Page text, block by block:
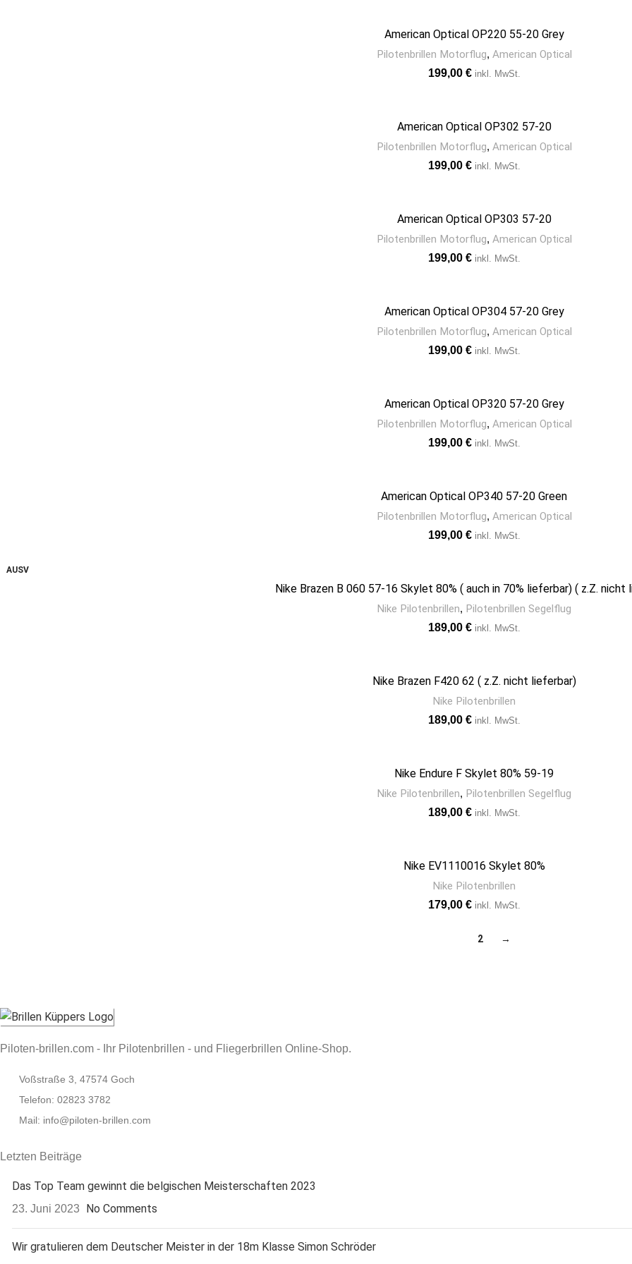
American Optical OP220 55-20 Grey
Pilotenbrillen Motorflug, American Optical
€
American Optical OP302 57-20
Pilotenbrillen Motorflug, American Optical
€
American Optical OP303 57-20
Pilotenbrillen Motorflug, American Optical
€
American Optical OP304 57-20 Grey
Pilotenbrillen Motorflug, American Optical
€
American Optical OP320 57-20 Grey
Pilotenbrillen Motorflug, American Optical
€
American Optical OP340 57-20 Green
Pilotenbrillen Motorflug, American Optical
€
AUSV
Nike Brazen B 060 57-16 Skylet 80% ( auch in 70% lieferbar) ( z.Z. nicht
Nike Pilotenbrillen, Pilotenbrillen Segelflug
€
Nike Brazen F420 62 ( z.Z. nicht lieferbar)
Nike Pilotenbrillen
€
Nike Endure F Skylet 80% 59-19
Nike Pilotenbrillen, Pilotenbrillen Segelflug
€
Nike EV1110016 Skylet 80%
Nike Pilotenbrillen
€
2 →
Piloten-brillen.com - Ihr Pilotenbrillen - und Fliegerbrillen Online-Shop.
Voßstraße 3, 47574 Goch
Telefon: 02823 3782
Mail: info@piloten-brillen.com
Letzten Beiträge
Das Top Team gewinnt die belgischen Meisterschaften 2023
23. Juni 2023 No Comments
Wir gratulieren dem Deutscher Meister in der 18m Klasse Simon Schröder